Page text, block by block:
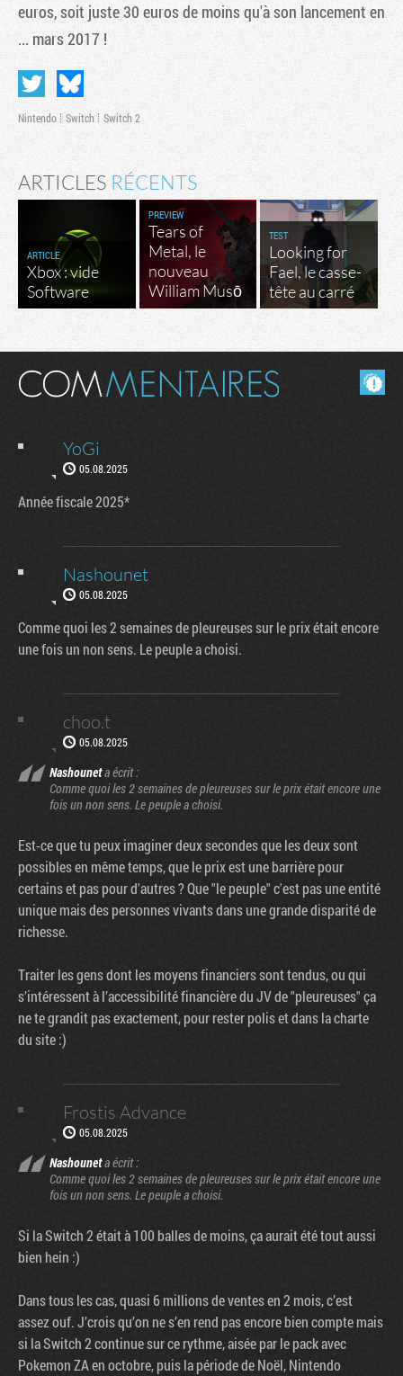
euros, soit juste 30 euros de moins qu'à son lancement en
... mars 2017 !
Nintendo Switch Switch 2
ARTICLES RÉCENTS
ARTICLE
Xbox : vide
Software
PREVIEW
Tears of
Metal, le
nouveau
William Musō
TEST
Looking for
Fael, le casse-
tête au carré
Masquer les commentaires lus.
YoGi
05.08.2025
Année fiscale 2025*
Nashounet
05.08.2025
Comme quoi les 2 semaines de pleureuses sur le prix était encore
une fois un non sens. Le peuple a choisi.
choo.t
05.08.2025
Nashouneta écrit :
Comme quoi les 2 semaines de pleureuses sur le prix était encore une
fois un non sens. Le peuple a choisi.
Est-ce que tu peux imaginer deux secondes que les deux sont
possibles en même temps, que le prix est une barrière pour
certains et pas pour d'autres ? Que "le peuple" c'est pas une entité
unique mais des personnes vivants dans une grande disparité de
richesse.
Traiter les gens dont les moyens financiers sont tendus, ou qui
s’intéressent à l’accessibilité financière du JV de "pleureuses" ça
ne te grandit pas exactement, pour rester polis et dans la charte
du site :)
Frostis Advance
05.08.2025
Nashouneta écrit :
Comme quoi les 2 semaines de pleureuses sur le prix était encore une
fois un non sens. Le peuple a choisi.
Si la Switch 2 était à 100 balles de moins, ça aurait été tout aussi
bien hein :)
Dans tous les cas, quasi 6 millions de ventes en 2 mois, c’est
assez ouf. J’crois qu’on ne s’en rend pas encore bien compte mais
si la Switch 2 continue sur ce rythme, aisée par le pack avec
Pokemon ZA en octobre, puis la période de Noël, Nintendo